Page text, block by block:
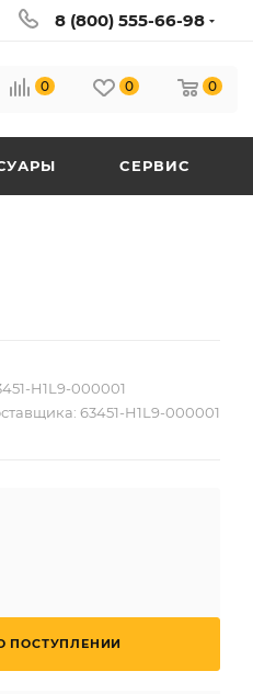
8 (800) 555-66-98
0 0 0
СЕРВИС
H1L9-000001
63451-H1L9-000001
ПОСТУПЛЕНИИ